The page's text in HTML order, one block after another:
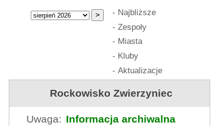
- Najbliższe
- Zespoły
- Miasta
- Kluby
- Aktualizacje
Rockowisko Zwierzyniec
Uwaga: Informacja archiwalna